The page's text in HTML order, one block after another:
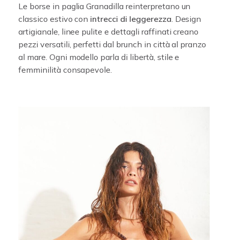
Le borse in paglia Granadilla reinterpretano un
classico estivo con intrecci di leggerezza . Design
artigianale, linee pulite e dettagli raffinati creano
pezzi versatili, perfetti dal brunch in città al pranzo
al mare. Ogni modello parla di libertà, stile e
femminilità consapevole.